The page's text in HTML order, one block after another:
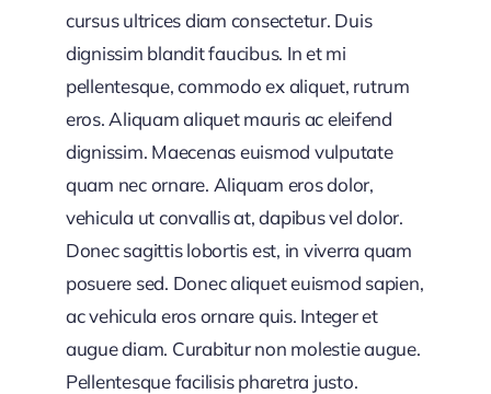
cursus ultrices diam consectetur. Duis
dignissim blandit faucibus. In et mi
pellentesque, commodo ex aliquet, rutrum
eros. Aliquam aliquet mauris ac eleifend
dignissim. Maecenas euismod vulputate
quam nec ornare. Aliquam eros dolor,
vehicula ut convallis at, dapibus vel dolor.
Donec sagittis lobortis est, in viverra quam
posuere sed. Donec aliquet euismod sapien,
ac vehicula eros ornare quis. Integer et
augue diam. Curabitur non molestie augue.
Pellentesque facilisis pharetra justo.